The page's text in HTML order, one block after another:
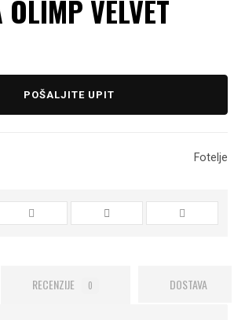
OLIMP VELVET
POŠALJITE UPIT
Fotelje
RECENZIJE 0 DOSTAVA